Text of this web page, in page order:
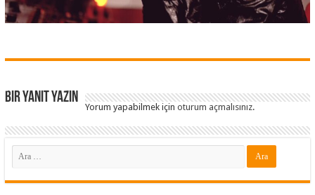
Bir yanıt yazın
Yorum yapabilmek içinoturum açmalısınız.